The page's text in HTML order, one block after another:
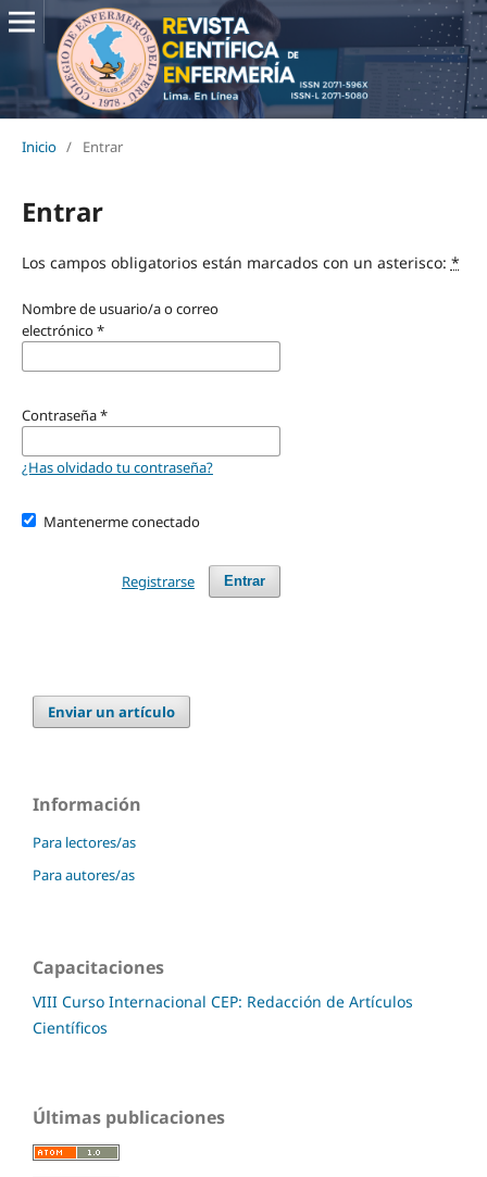
Inicio / Entrar
Entrar
Los campos obligatorios están marcados con un asterisco: *
Nombre de usuario/a o correo
electrónico*
Contraseña*
¿Has olvidado tu contraseña?
Mantenerme conectado
Entrar
Registrarse
Enviar un artículo
Información
Para lectores/as
Para autores/as
Capacitaciones
VIII Curso Internacional CEP: Redacción de Artículos
Científicos
Últimas publicaciones